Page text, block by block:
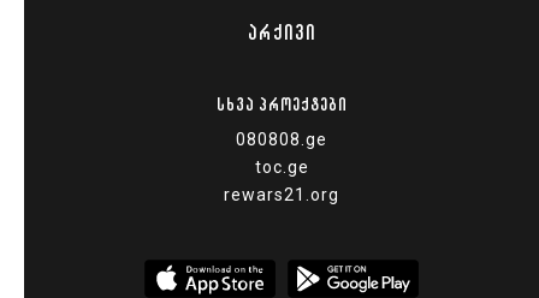
ᲐᲠᲥᲘᲕᲘ
ᲡᲮᲕᲐ ᲞᲠᲝᲔᲥᲢᲔᲑᲘ
080808.ge
toc.ge
rewars21.org